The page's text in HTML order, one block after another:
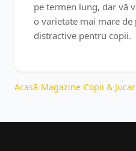
pe termen lung, dar vă
o varietate mai mare de
distractive pentru copii.
Acasă Magazine Copii &